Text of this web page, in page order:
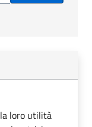
loro utilità